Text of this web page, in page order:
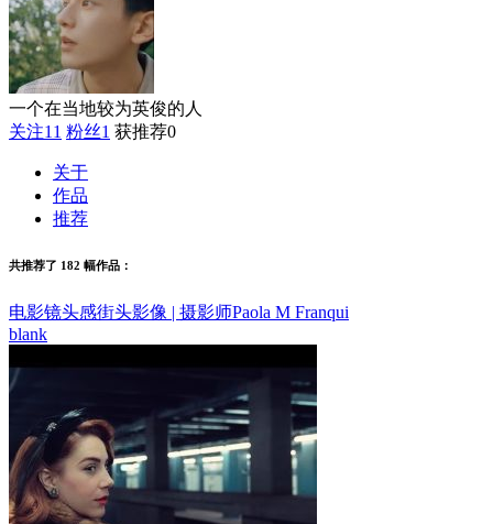
一个在当地较为英俊的人
关注11 粉丝1 获推荐0
关于
作品
推荐
共推荐了 182 幅作品：
电影镜头感街头影像 | 摄影师Paola M Franqui
blank